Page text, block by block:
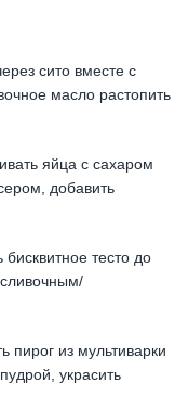
сито вместе с
масло растопить
яйца с сахаром
добавить
тесто до
пирог из мультиварки
украсить